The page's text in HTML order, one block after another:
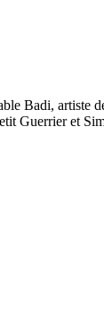
Badi,
Guerrier et